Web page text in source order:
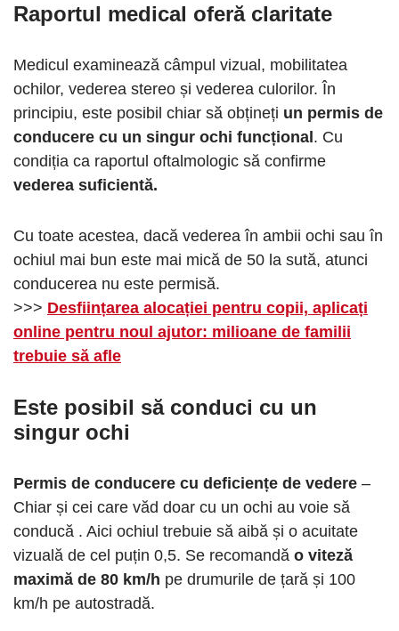
Raportul medical oferă claritate
Medicul examinează câmpul vizual, mobilitatea
ochilor, vederea stereo și vederea culorilor. În
principiu, este posibil chiar să obțineți un permis de
conducere cu un singur ochi funcțional. Cu
condiția ca raportul oftalmologic să confirme
vederea suficientă.
Cu toate acestea, dacă vederea în ambii ochi sau în
ochiul mai bun este mai mică de 50 la sută, atunci
conducerea nu este permisă.
>>> Desființarea alocației pentru copii, aplicați
online pentru noul ajutor: milioane de familii
trebuie să afle
Este posibil să conduci cu un
singur ochi
Permis de conducere cu deficiențe de vedere –
Chiar și cei care văd doar cu un ochi au voie să
conducă . Aici ochiul trebuie să aibă și o acuitate
vizuală de cel puțin 0,5. Se recomandă o viteză
maximă de 80 km/h pe drumurile de țară și 100
km/h pe autostradă.